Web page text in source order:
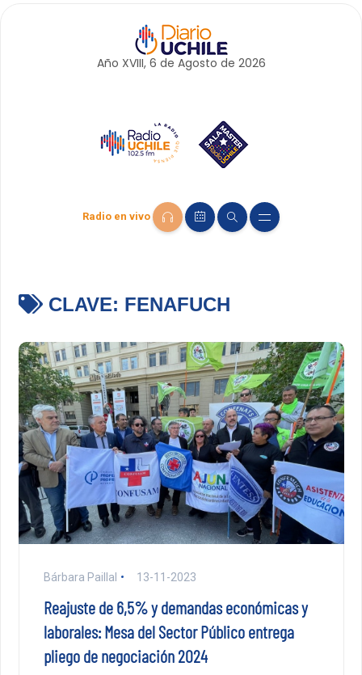
Año XVIII, 6 de Agosto de 2026
Radio en vivo
CLAVE: FENAFUCH
Bárbara Paillal 13-11-2023
Reajuste de 6,5% y demandas económicas y
laborales: Mesa del Sector Público entrega
pliego de negociación 2024